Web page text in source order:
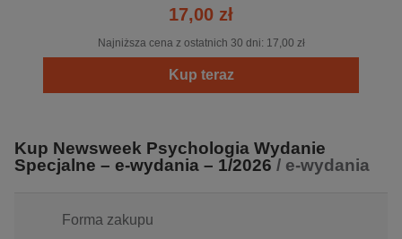
17,00 zł
Najniższa cena z ostatnich 30 dni: 17,00 zł
Kup teraz
Kup Newsweek Psychologia Wydanie
Specjalne – e-wydania – 1/2026 / e-wydania
Forma zakupu